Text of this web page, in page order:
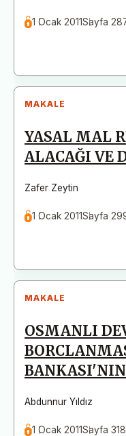
1 Ocak 2011Sayfa
MAKALE
YASAL MAL
ALACAĞI VE
Zafer Zeytin
1 Ocak 2011Sayfa
MAKALE
OSMANLI
Abdunnur Yıldız
1 Ocak 2011Sayfa